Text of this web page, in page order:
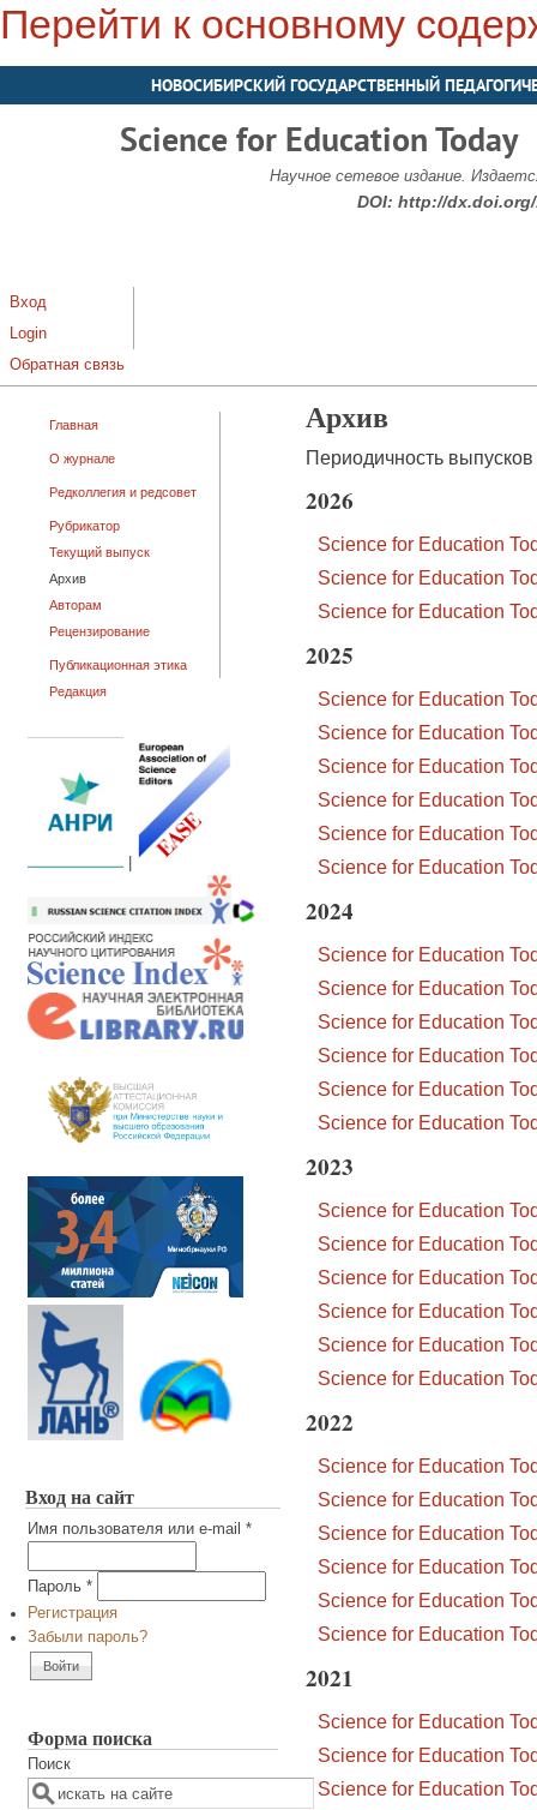
Перейти к основному
НОВОСИБИРСКИЙ ГОСУДАРСТВЕННЫЙ
Science for Education Today
Научное сетевое издание.
DOI: http://dx.doi.org/
Вход
Login
Обратная связь
Главная
О журнале
Редколлегия и редсовет
Рубрикатор
Текущий выпуск
Архив
Авторам
Рецензирование
Публикационная этика
Редакция
Вход на сайт
Имя пользователя или e-mail *
Пароль *
Регистрация
Забыли пароль?
Форма поиска
Поиск
Архив
Периодичность
2026
Science for Education
Science for Education
Science for Education
2025
Science for Education
Science for Education
Science for Education
Science for Education
Science for Education
Science for Education
2024
Science for Education
Science for Education
Science for Education
Science for Education
Science for Education
Science for Education
2023
Science for Education
Science for Education
Science for Education
Science for Education
Science for Education
Science for Education
2022
Science for Education
Science for Education
Science for Education
Science for Education
Science for Education
Science for Education
2021
Science for Education
Science for Education
Science for Education